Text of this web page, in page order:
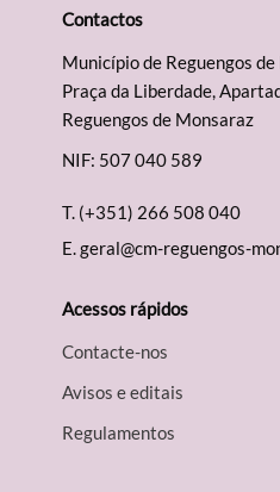
Contactos
Município de Reguengos
Praça da Liberdade,
Reguengos de Monsaraz
NIF: 507 040 589
T. (+351) 266 508 040
E.geral@cm-reguengos-
Acessos rápidos
Contacte-nos
Avisos e editais
Regulamentos